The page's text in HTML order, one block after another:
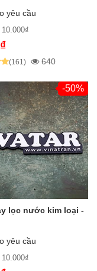
yêu cầu
(161) 640
-50%
lọc nước kim loại -
yêu cầu